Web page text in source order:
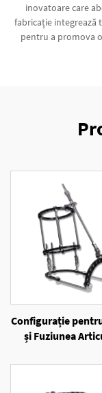
inovatoare care
fabricație integrează
pentru a promova
Configurație
și Fuziunea
cu Inele